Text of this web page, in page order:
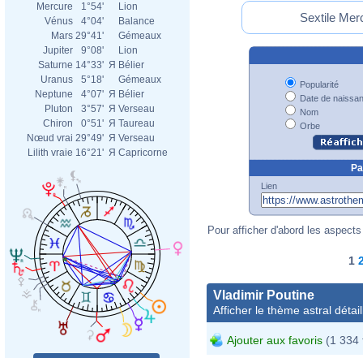
Mercure
1°54'
Lion
Vénus
4°04'
Balance
Mars 29°41'
Gémeaux
Jupiter
9°08'
Lion
Saturne 14°33' Я Bélier
Uranus
5°18'
Gémeaux
Neptune
4°07' Я Bélier
Pluton
3°57' Я Verseau
Chiron
0°51' Я Taureau
Nœud vrai 29°49' Я Verseau
Lilith vraie 16°21' Я Capricorne
Sextile
Popularité
Date de
Nom
Orbe
Lien
Pour afficher d'abord les
1
Vladimir Poutine
Afficher le thème astral
Ajouter aux favoris (1 334